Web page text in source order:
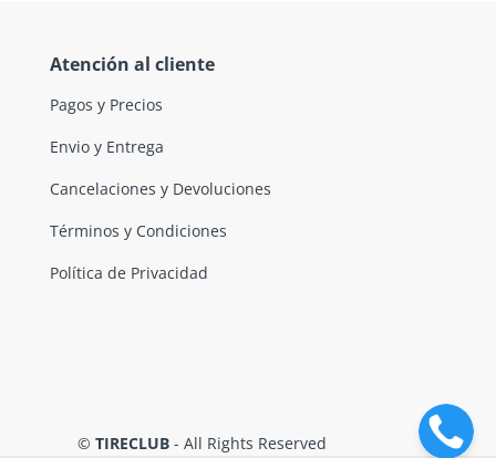
Atención al cliente
Pagos y Precios
Envio y Entrega
Cancelaciones y Devoluciones
Términos y Condiciones
Política de Privacidad
© TIRECLUB - All Rights Reserved